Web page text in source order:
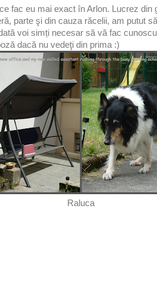
fac eu mai exact în Arlon. Lucrez
parte şi din cauza răcelii, am putut
voi simți necesar să vă fac
dacă nu vedeţi din prima :)
Raluca